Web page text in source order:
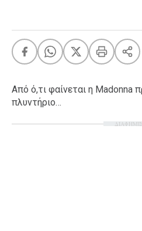
A-List LGBTQI+
Από ό,τι φαίνεται η Μadonna
πλυντήριο…